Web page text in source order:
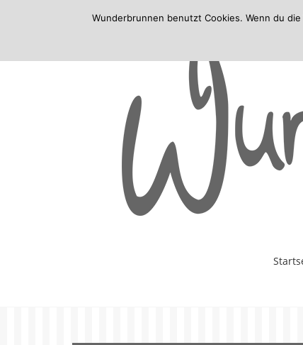
Wunderbrunnen benutzt Cookies. Wenn du